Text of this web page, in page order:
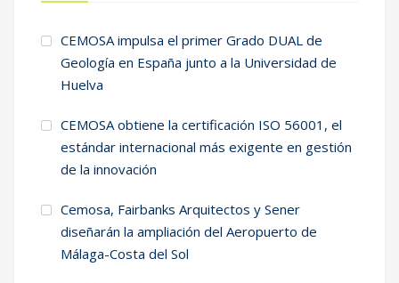
CEMOSA impulsa el primer Grado DUAL de
Geología en España junto a la Universidad de
Huelva
CEMOSA obtiene la certificación ISO 56001, el
estándar internacional más exigente en gestión
de la innovación
Cemosa, Fairbanks Arquitectos y Sener
diseñarán la ampliación del Aeropuerto de
Málaga-Costa del Sol